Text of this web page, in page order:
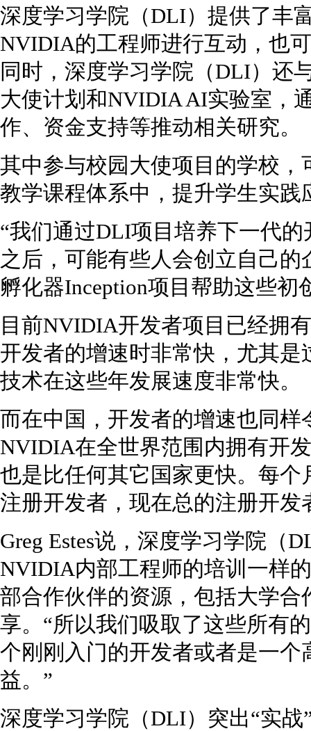
深度学习学院（DLI）提供了丰
NVIDIA的工程师进行互动，也
同时，深度学习学院（DLI）还
大使计划和NVIDIA AI实验室，
作、资金支持等推动相关研究。
其中参与校园大使项目的学校
教学课程体系中，提升学生实践
“我们通过DLI项目培养下一代
之后，可能有些人会创立自己
孵化器Inception项目帮助这些初
目前NVIDIA开发者项目已经拥
开发者的增速时非常快，尤其
技术在这些年发展速度非常快。
而在中国，开发者的增速也同
NVIDIA在全世界范围内拥有开
也是比任何其它国家更快。每
注册开发者，现在总的注册开
Greg Estes说，深度学习学院（
NVIDIA内部工程师的培训一样
部合作伙伴的资源，包括大学
享。“所以我们吸取了这些所有
个刚刚入门的开发者或者是一
益。”
深度学习学院（DLI）突出“实